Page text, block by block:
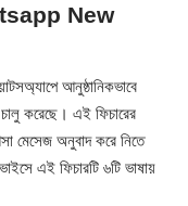
New
আনুষ্ঠানিকভাবে
করেছে। এই ফিচারের
মেসেজ অনুবাদ করে নিতে
এই ফিচারটি ৬টি ভাষায়